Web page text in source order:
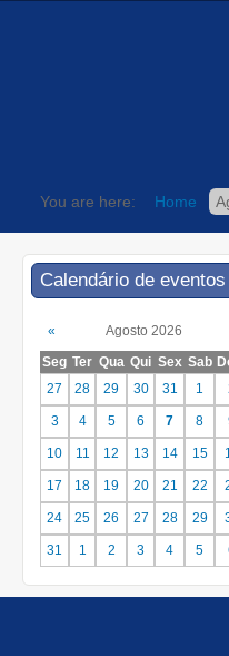
You are here: Home
Calendário de eventos
« Agosto 2026
Seg Ter Qua Qui Sex Sab
27
28 29 30 31 1
3 4 5 6 7 8
10 11 12 13 14 15
17 18 19 20 21 22
24 25 26 27 28 29
31 1 2 3 4 5